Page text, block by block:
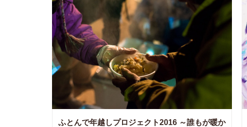
ふとんで年越しプロジェクト2016 ～誰もが暖か